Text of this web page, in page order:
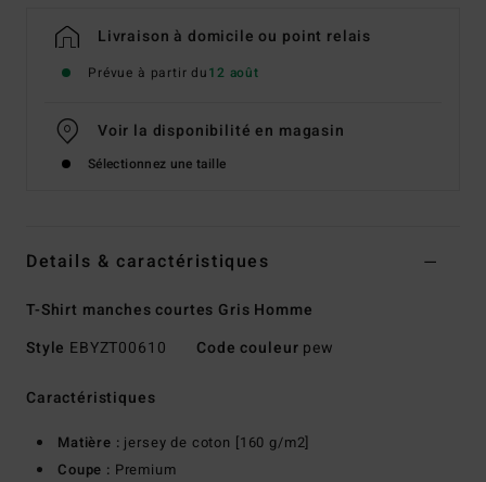
Livraison à domicile ou point relais
Prévue à partir du12 août
Voir la disponibilité en magasin
Sélectionnez une taille
Details & caractéristiques
T-Shirt manches courtes Gris Homme
Style EBYZT00610 Code couleur pew
Caractéristiques
Matière : jersey de coton [160 g/m2]
Coupe : Premium